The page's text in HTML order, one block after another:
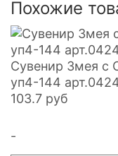
Похожие
Сувенир Змея с
уп4-144
103.7 руб
-